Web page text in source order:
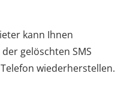
kann Ihnen
gelöschten SMS
wiederherstellen.